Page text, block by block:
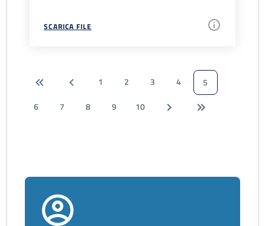
SCARICA FILE
1 2 3 4
5
6
7 8 9 10